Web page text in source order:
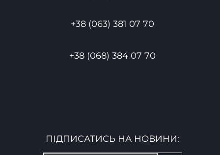
+38 (063) 381 07 70
+38 (068) 384 07 70
ПІДПИСАТИСЬ НА НОВИНИ: